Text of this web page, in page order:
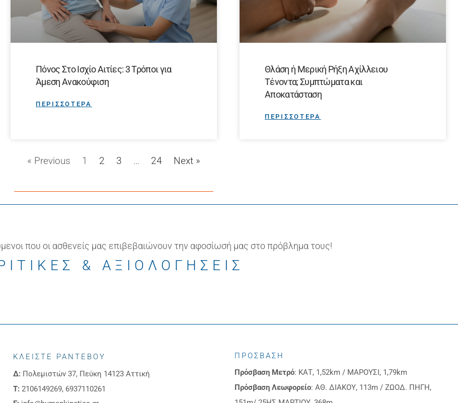
Πόνος Στο Ισχίο Αιτίες: 3 Τρόποι για
Άμεση Ανακούφιση
ΠΕΡΙΣΣΟΤΕΡΑ
Θλάση ή Μερική Ρήξη Αχίλλειου
Τένοντα; Συμπτώματα και
Αποκατάσταση
ΠΕΡΙΣΣΟΤΕΡΑ
« Previous 1 2 3 … 24 Next »
που οι ασθενείς μας επιβεβαιώνουν την αφοσίωσή μας στο πρόβλημα τους!
& ΑΞΙΟΛΟΓΗΣΕΙΣ
ΚΛΕΙΣΤΕ ΡΑΝΤΕΒΟΥ
Δ:Πολεμιστών 37, Πεύκη 14123 Αττική
Τ:2106149269, 6937110261
ΠΡΟΣΒΑΣΗ
Πρόσβαση Μετρό: ΚΑΤ, 1,52km / ΜΑΡΟΥΣΙ, 1,79km
Πρόσβαση Λεωφορείο: ΑΘ. ΔΙΑΚΟΥ, 113m / ΖΩΟΔ. ΠΗΓΗ,